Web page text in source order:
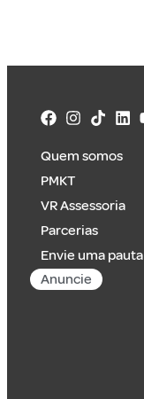
Quem somos
PMKT
VR Assessoria
Parcerias
Envie uma pauta
Anuncie